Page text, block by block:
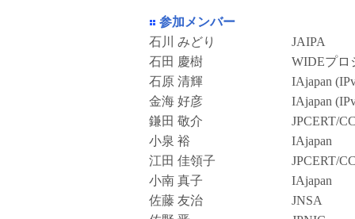
参加メンバー
石川 みどり
JAIPA
石田 慶樹
WIDEプロ
石原 清輝
IAjapan
金海 好彦
IAjapan
鎌田 敬介
JPCERT/
小泉 裕
IAjapan
江田 佳領子
JPCERT/
小南 真子
IAjapan
佐藤 友治
JNSA